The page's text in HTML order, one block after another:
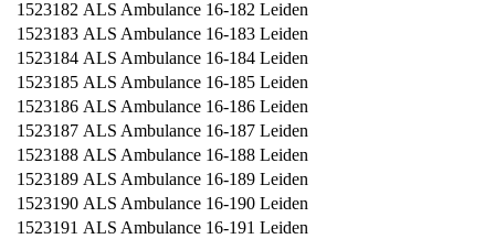
1523182 ALS Ambulance 16-182 Leiden
1523183 ALS Ambulance 16-183 Leiden
1523184 ALS Ambulance 16-184 Leiden
1523185 ALS Ambulance 16-185 Leiden
1523186 ALS Ambulance 16-186 Leiden
1523187 ALS Ambulance 16-187 Leiden
1523188 ALS Ambulance 16-188 Leiden
1523189 ALS Ambulance 16-189 Leiden
1523190 ALS Ambulance 16-190 Leiden
1523191 ALS Ambulance 16-191 Leiden